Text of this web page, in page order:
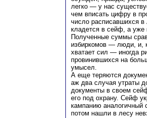
легко — у нас
чем вписать цифру в
число расписавшихся
кладется в сейф, а уже
Полученные суммы
избиркомов — люди, и,
хватает сил — иногда
провинившихся на
умысел.
А еще теряются
аж два случая утраты
документы в своем
его под охрану. Сейф
кампанию аналогичный
потом нашли в лесу